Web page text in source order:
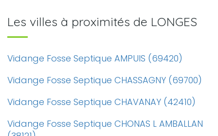
Les villes à proximités de LONGES
Vidange Fosse Septique AMPUIS (69420)
Vidange Fosse Septique CHASSAGNY (69700)
Vidange Fosse Septique CHAVANAY (42410)
Vidange Fosse Septique CHONAS L AMBALLAN